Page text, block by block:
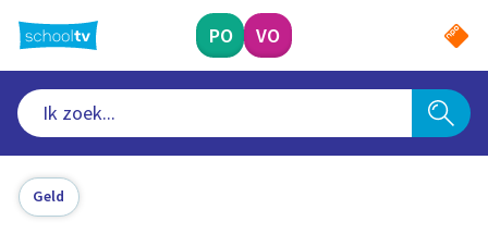
naar
hoofdinhoud
PO VO
Geld